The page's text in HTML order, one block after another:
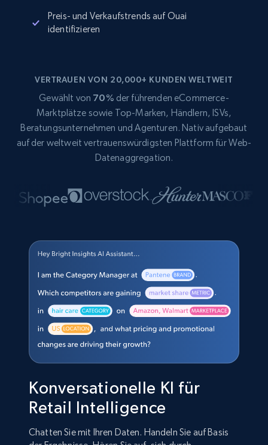
Preis- und Verkaufstrends auf Ouai
identifizieren
VERTRAUEN VON 20,000+ KUNDEN WELTWEIT
Gewählt von 70% der führenden eCommerce-
Marktplätze sowie Top-Marken, Händlern, ISVs,
Beratungsunternehmen und Agenturen. Nativ aufgebaut
auf der weltweit vertrauenswürdigsten Plattform für Web-
Datenaggregation.
Konversationelle KI für
Retail Intelligence
Chatten Sie mit Ihren Daten. Handeln Sie auf Basis